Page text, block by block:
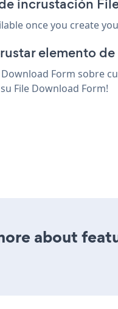
incrustación
once you create
elemento
Form sobre
File Download Form!
about